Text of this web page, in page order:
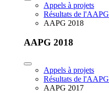
Appels à projets
Résultats de l'AAPG
AAPG 2018
AAPG 2018
Appels à projets
Résultats de l'AAPG
AAPG 2017